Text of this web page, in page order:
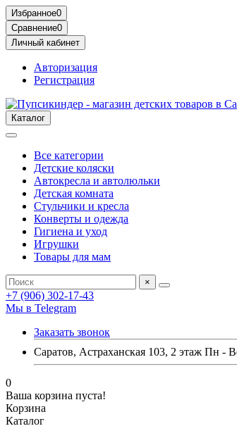
Избранное0
Сравнение0
Личный кабинет
Авторизация
Регистрация
Каталог
Все категории
Детские коляски
Автокресла и автолюльки
Детская комната
Стульчики и кресла
Конверты и одежда
Гигиена и уход
Игрушки
Товары для мам
×
+7 (906) 302-17-43
Мы в Telegram
Заказать звонок
Саратов, Астраханская 103, 2 этаж Пн -
0
Ваша корзина пуста!
Корзина
Каталог